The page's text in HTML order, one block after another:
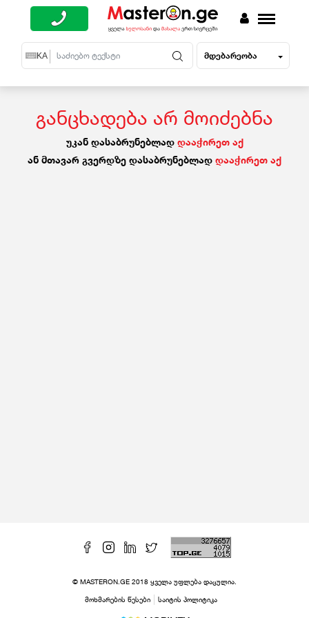
EN KA RU მდებარეობა
განცხადება არ მოიძებნა
უკან დასაბრუნებლად დააჭირეთ აქ
ან მთავარ გვერდზე დასაბრუნებლად დააჭირეთ აქ
© MASTERON.GE 2018 ყველა უფლება დაცულია.
მოხმარების წესები საიტის პოლიტიკა